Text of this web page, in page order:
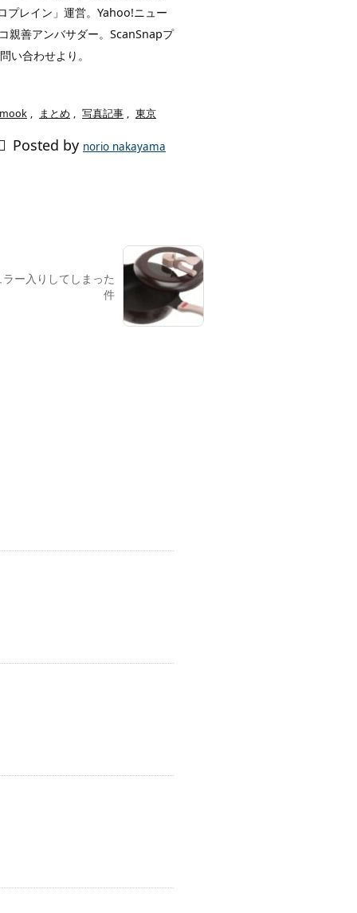
プレイン」運営。Yahoo!ニュー
親善アンバサダー。ScanSnapプ
い合わせより。
mook , まとめ , 写真記事 , 東京
Posted by norio nakayama
ー入りしてしまった
件